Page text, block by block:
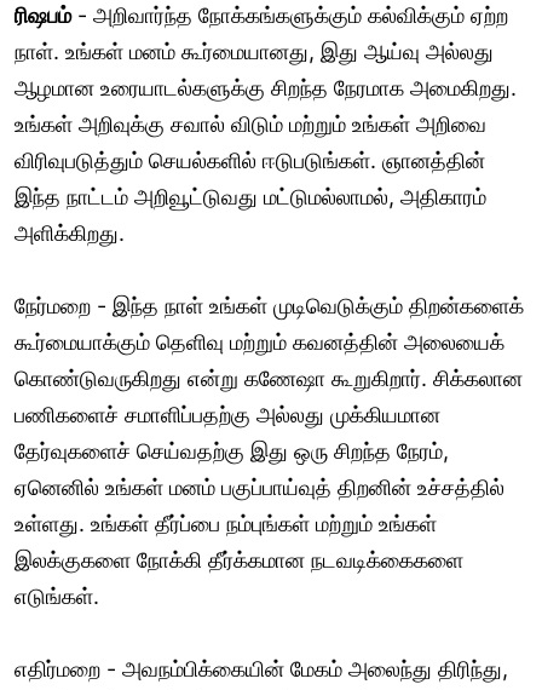
ரிஷபம்- அறிவார்ந்த நோக்கங்களுக்கும் கல்விக்கும் ஏற்ற
நாள். உங்கள் மனம் கூர்மையானது, இது ஆய்வு அல்லது
ஆழமான உரையாடல்களுக்கு சிறந்த நேரமாக அமைகிறது.
உங்கள் அறிவுக்கு சவால் விடும் மற்றும் உங்கள் அறிவை
விரிவுபடுத்தும் செயல்களில் ஈடுபடுங்கள். ஞானத்தின்
இந்த நாட்டம் அறிவூட்டுவது மட்டுமல்லாமல், அதிகாரம்
அளிக்கிறது.
நேர்மறை - இந்த நாள் உங்கள் முடிவெடுக்கும் திறன்களைக்
கூர்மையாக்கும் தெளிவு மற்றும் கவனத்தின் அலையைக்
கொண்டுவருகிறது என்று கணேஷா கூறுகிறார். சிக்கலான
பணிகளைச் சமாளிப்பதற்கு அல்லது முக்கியமான
தேர்வுகளைச் செய்வதற்கு இது ஒரு சிறந்த நேரம்,
ஏனெனில் உங்கள் மனம் பகுப்பாய்வுத் திறனின் உச்சத்தில்
உள்ளது. உங்கள் தீர்ப்பை நம்புங்கள் மற்றும் உங்கள்
இலக்குகளை நோக்கி தீர்க்கமான நடவடிக்கைகளை
எடுங்கள்.
எதிர்மறை - அவநம்பிக்கையின் மேகம் அலைந்து திரிந்து,